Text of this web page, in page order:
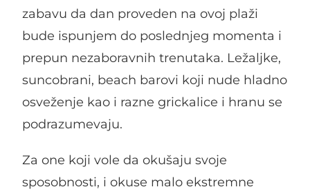
zabavu da dan proveden na ovoj plaži
bude ispunjem do poslednjeg momenta i
prepun nezaboravnih trenutaka. Ležaljke,
suncobrani, beach barovi koji nude hladno
osveženje kao i razne grickalice i hranu se
podrazumevaju.
Za one koji vole da okušaju svoje
sposobnosti, i okuse malo ekstremne